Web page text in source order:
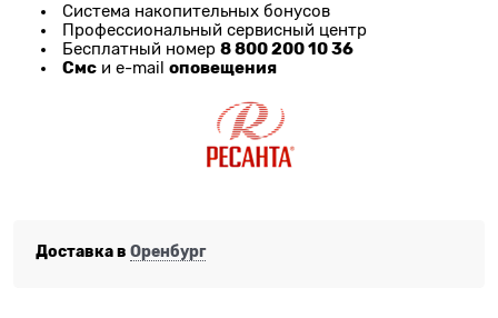
Система накопительных бонусов
Профессиональный сервисный центр
Бесплатный номер 8 800 200 10 36
Смс и e-mail оповещения
Доставка в Оренбург